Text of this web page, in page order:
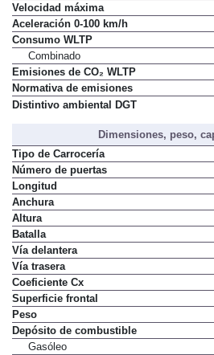
Velocidad máxima
Aceleración 0-100 km/h
Consumo WLTP
Combinado
Emisiones de CO₂ WLTP
Normativa de emisiones
Distintivo ambiental DGT
Dimensiones, peso,
Tipo de Carrocería
Número de puertas
Longitud
Anchura
Altura
Batalla
Vía delantera
Vía trasera
Coeficiente Cx
Superficie frontal
Peso
Depósito de combustible
Gasóleo